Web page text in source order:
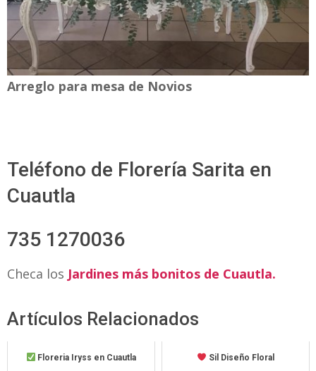
Arreglo para mesa de Novios
Teléfono de Florería Sarita en
Cuautla
735 1270036
Checa los Jardines más bonitos de Cuautla.
Artículos Relacionados
Floreria Iryss en Cuautla Sil Diseño Floral